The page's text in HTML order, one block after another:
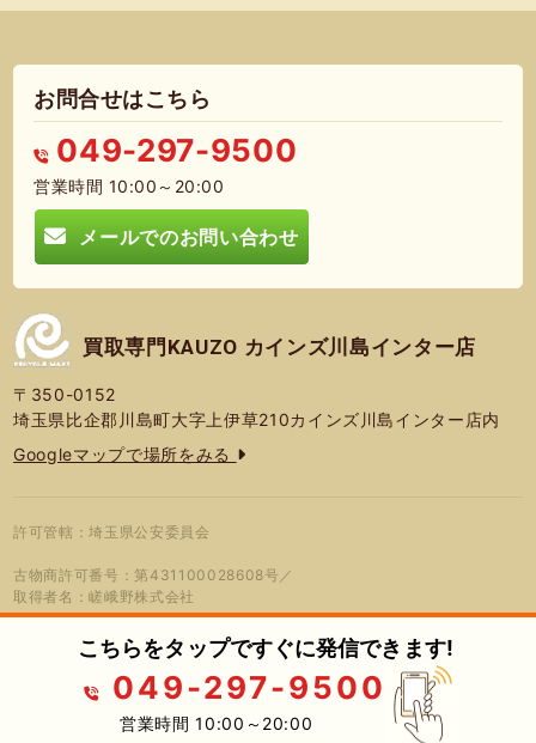
お問合せはこちら
049-297-9500
営業時間 10:00～20:00
メールでのお問い合わせ
買取専門KAUZO カインズ川島インター店
〒350-0152
埼玉県比企郡川島町大字上伊草210カインズ川島インター店内
Googleマップで場所をみる
許可管轄：埼玉県公安委員会
古物商許可番号：第431100028608号／
取得者名：嵯峨野株式会社
プライバシーポリシー 蓮営会社
© 2026年 買取専門KAUZO カインズ
川島インター店
こちらをタップですぐに発信できます!
049-297-9500
営業時間 10:00～20:00